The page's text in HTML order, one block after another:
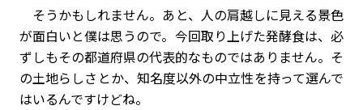
そうかもしれません。あと、人の肩越しに見える景色
が面白いと僕は思うので。今回取り上げた発酵食は、必
ずしもその都道府県の代表的なものではありません。そ
の土地らしさとか、知名度以外の中立性を持って選んで
はいるんですけどね。